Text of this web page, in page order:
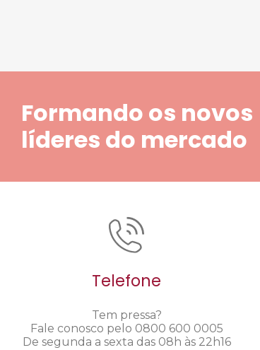
Formando os novos
líderes do mercado
Telefone
Tem pressa?
Fale conosco pelo 0800 600 0005
De segunda a sexta das 08h às 22h16